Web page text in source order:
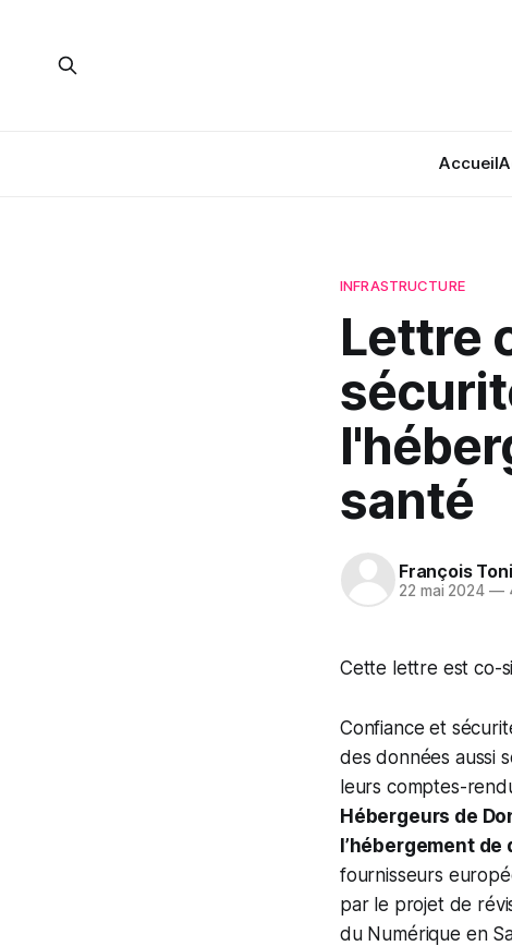
Accueil
INFRASTRUCTURE
Lettre
santé
François
22 mai 2024 —
Cette lettre est co-
Confiance et
des données aussi
leurs comptes-
Hébergeurs de
l’hébergement
fournisseurs
par le projet de
du Numérique en